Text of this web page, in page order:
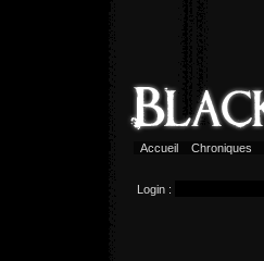
Accueil Chroniques
Login :